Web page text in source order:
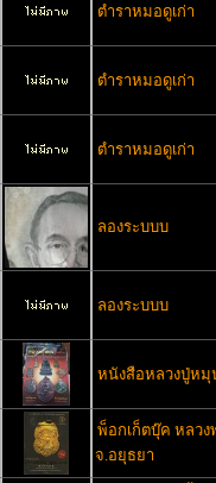
ตำราหมอดูเก่า
ตำราหมอดูเก่า
ตำราหมอดูเก่า
ลองระบบบ
ลองระบบบ
หนังสือหลวงปู่หมุ
พ็อกเก็ตบุ๊ค หลว
จ.อยุธยา